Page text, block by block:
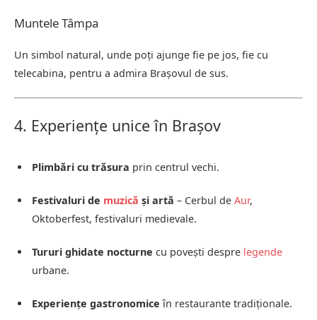
Muntele Tâmpa
Un simbol natural, unde poți ajunge fie pe jos, fie cu
telecabina, pentru a admira Brașovul de sus.
4. Experiențe unice în Brașov
Plimbări cu trăsura prin centrul vechi.
Festivaluri de muzică și artă – Cerbul de Aur,
Oktoberfest, festivaluri medievale.
Tururi ghidate nocturne cu povești despre legende
urbane.
Experiențe gastronomice în restaurante tradiționale.